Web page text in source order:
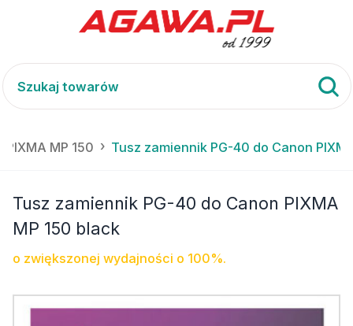
PIXMA MP 150 Tusz zamiennik PG-40 do Canon
Tusz zamiennik PG-40 do Canon PIXMA
MP 150 black
o zwiększonej wydajności o 100%.